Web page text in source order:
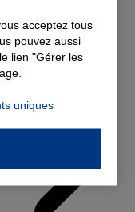
acceptez tous
pouvez aussi
lien "Gérer les
uniques